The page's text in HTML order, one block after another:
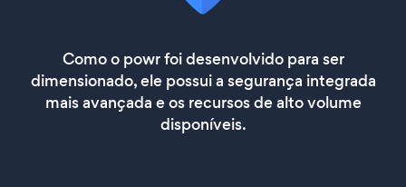
Como o powr foi desenvolvido para ser
dimensionado, ele possui a segurança integrada
mais avançada e os recursos de alto volume
disponíveis.